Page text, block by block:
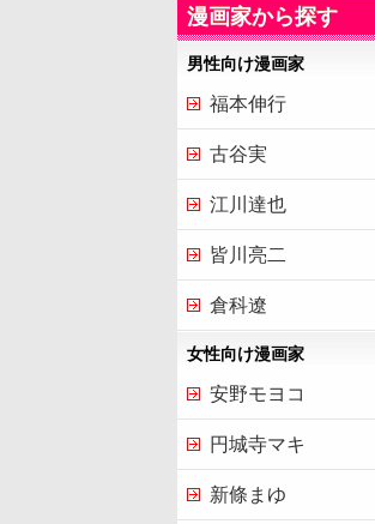
漫画家から探す
男性向け漫画家
福本伸行
古谷実
江川達也
皆川亮二
倉科遼
女性向け漫画家
安野モヨコ
円城寺マキ
新條まゆ